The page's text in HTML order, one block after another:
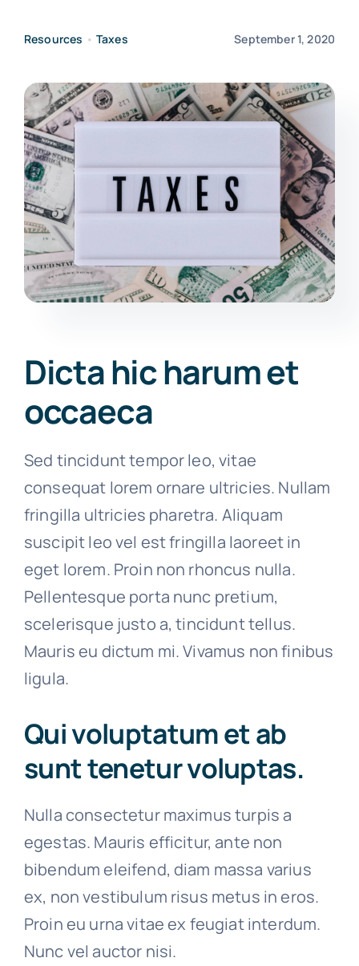
Resources • Taxes September 1, 2020
Dicta hic harum et
occaeca
Sed tincidunt tempor leo, vitae
consequat lorem ornare ultricies. Nullam
fringilla ultricies pharetra. Aliquam
suscipit leo vel est fringilla laoreet in
eget lorem. Proin non rhoncus nulla.
Pellentesque porta nunc pretium,
scelerisque justo a, tincidunt tellus.
Mauris eu dictum mi. Vivamus non finibus
ligula.
Qui voluptatum et ab
sunt tenetur voluptas.
Nulla consectetur maximus turpis a
egestas. Mauris efficitur, ante non
bibendum eleifend, diam massa varius
ex, non vestibulum risus metus in eros.
Proin eu urna vitae ex feugiat interdum.
Nunc vel auctor nisi.